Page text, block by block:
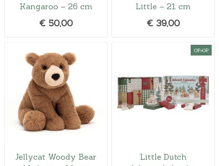
Kangaroo – 26 cm
€ 50,00
Little – 21 cm
€ 39,00
Jellycat Woody Bear
OP=OP
Little Dutch